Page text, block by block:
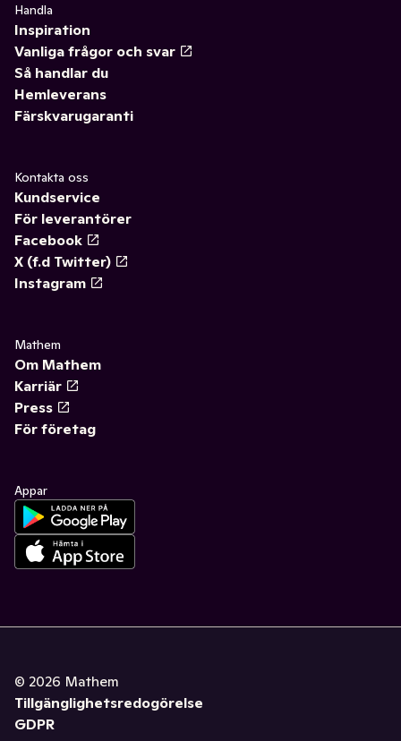
Handla
Inspiration
Vanliga frågor och svar
Så handlar du
Hemleverans
Färskvarugaranti
Kontakta oss
Kundservice
För leverantörer
Facebook
X (f.d Twitter)
Instagram
Mathem
Om Mathem
Karriär
Press
För företag
Appar
© 2026 Mathem
Tillgänglighetsredogörelse
GDPR